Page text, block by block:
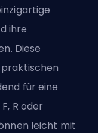
ihre
Diese
für eine
R oder
leicht mit